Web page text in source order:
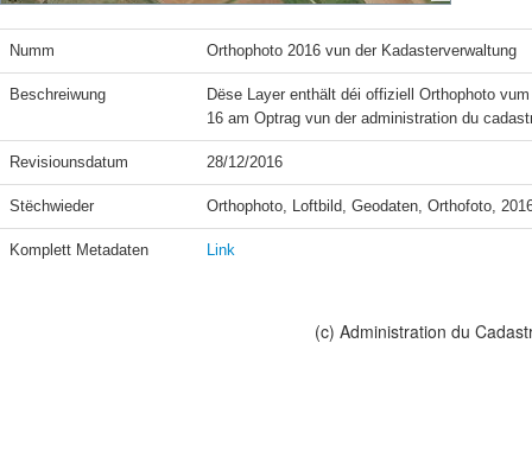
Numm Orthophoto 2016 vun der Kadasterverwaltung
Beschreiwung
Dëse Layer enthält déi offiziell Orthophoto
16 am Optrag vun der administration du
Revisiounsdatum 28/12/2016
Stëchwieder Orthophoto, Loftbild, Geodaten, Orthofoto,
Komplett Metadaten Link
(c) Administration du